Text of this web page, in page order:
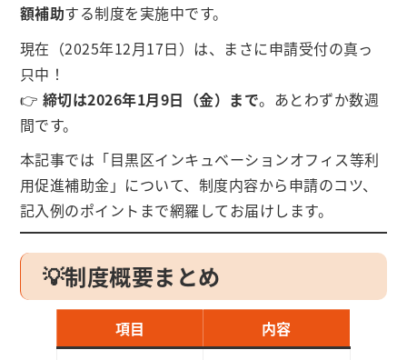
額補助する制度を実施中です。
現在（2025年12月17日）は、まさに申請受付の真っ
只中！
👉 締切は2026年1月9日（金）まで。あとわずか数週
間です。
本記事では「目黒区インキュベーションオフィス等利
用促進補助金」について、制度内容から申請のコツ、
記入例のポイントまで網羅してお届けします。
💡制度概要まとめ
項目 内容